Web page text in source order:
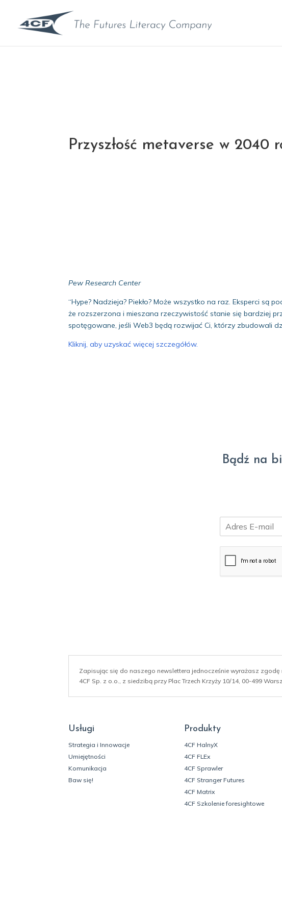
Przyszłość metaverse w 2040
Pew Research Center
“Hype? Nadzieja? Piekło? Może wszystko na raz. Eksperci
że rozszerzona i mieszana rzeczywistość stanie się bardziej
spotęgowane, jeśli Web3 będą rozwijać Ci, którzy zbudowali
Kliknij, aby uzyskać więcej szczegółów.
Bądź na
m
Zapisując się do naszego newslettera jednocześnie wyrażasz
4CF Sp. z o.o., z siedzibą przy Plac Trzech Krzyży 10/14, 00-499
Usługi
Strategia i Innowacje
Umiejętności
Komunikacja
Baw się!
Produkty
4CF HalnyX
4CF FLEx
4CF Sprawler
4CF Stranger Futures
4CF Matrix
4CF Szkolenie foresightowe